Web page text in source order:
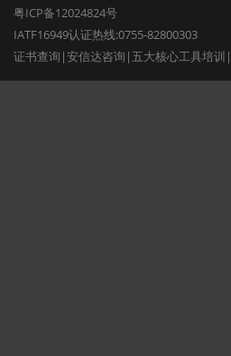
粤ICP备12024824号
IATF16949认证热线:0755-82800303
证书查询 |安信达咨询 | 五大核心工具培训 |